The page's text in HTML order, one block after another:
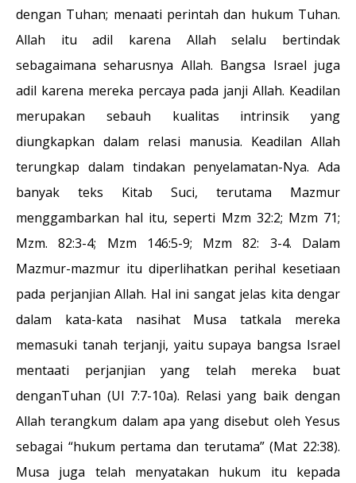
dengan Tuhan; menaati perintah dan hukum Tuhan.
Allah itu adil karena Allah selalu bertindak
sebagaimana seharusnya Allah. Bangsa Israel juga
adil karena mereka percaya pada janji Allah. Keadilan
merupakan sebauh kualitas intrinsik yang
diungkapkan dalam relasi manusia. Keadilan Allah
terungkap dalam tindakan penyelamatan-Nya. Ada
banyak teks Kitab Suci, terutama Mazmur
menggambarkan hal itu, seperti Mzm 32:2; Mzm 71;
Mzm. 82:3-4; Mzm 146:5-9; Mzm 82: 3-4. Dalam
Mazmur-mazmur itu diperlihatkan perihal kesetiaan
pada perjanjian Allah. Hal ini sangat jelas kita dengar
dalam kata-kata nasihat Musa tatkala mereka
memasuki tanah terjanji, yaitu supaya bangsa Israel
mentaati perjanjian yang telah mereka buat
denganTuhan (Ul 7:7-10a). Relasi yang baik dengan
Allah terangkum dalam apa yang disebut oleh Yesus
sebagai “hukum pertama dan terutama” (Mat 22:38).
Musa juga telah menyatakan hukum itu kepada